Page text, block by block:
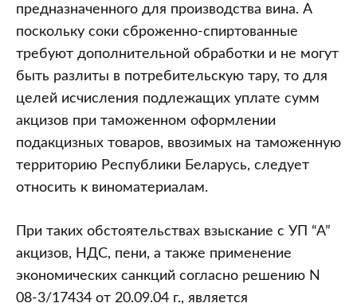
предназначенного для производства вина. А
поскольку соки сброженно-спиртованные
требуют дополнительной обработки и не могут
быть разлиты в потребительскую тару, то для
целей исчисления подлежащих уплате сумм
акцизов при таможенном оформлении
подакцизных товаров, ввозимых на таможенную
территорию Республики Беларусь, следует
относить к виноматериалам.
При таких обстоятельствах взыскание с УП “А”
акцизов, НДС, пени, а также применение
экономических санкций согласно решению N
08-3/17434 от 20.09.04 г., является